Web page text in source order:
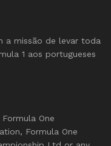
a missão de levar toda
1 aos portugueses
One
Formula One